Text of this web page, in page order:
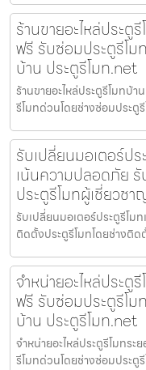
ร้านขายอะไหล่ประตู
ฟรี รับซ่อมประตูรีโม
บ้าน ประตูรีโมท.net
ร้านขายอะไหล่ประตูรีโมทบ้
รีโมทด่วนโดยช่างซ่อมประ
รับเปลี่ยนมอเตอร์ป
เน้นความปลอดภัย
ประตูรีโมทผู้เชี่ยวช
รับเปลี่ยนมอเตอร์ประตูรีโม
ติดตั้งประตูรีโมทโดยช่างติ
จำหน่ายอะไหล่ประตู
ฟรี รับซ่อมประตูรีโม
บ้าน ประตูรีโมท.net
จำหน่ายอะไหล่ประตูรีโมทร
รีโมทด่วนโดยช่างซ่อมประตู